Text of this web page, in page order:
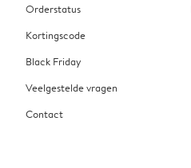
Orderstatus
Kortingscode
Black Friday
Veelgestelde vragen
Contact